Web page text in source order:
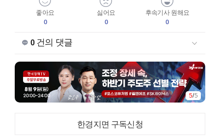
좋아요
0
싫어요
0
후속기사 원해요
0
0건의 댓글
5/5
한경지면 구독신청